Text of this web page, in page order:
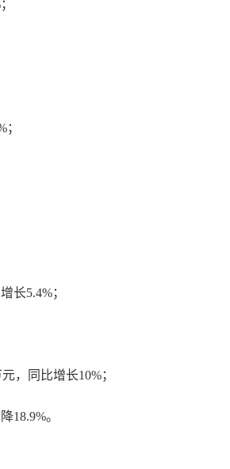
长5.4%；
，同比增长10%；
18.9%。